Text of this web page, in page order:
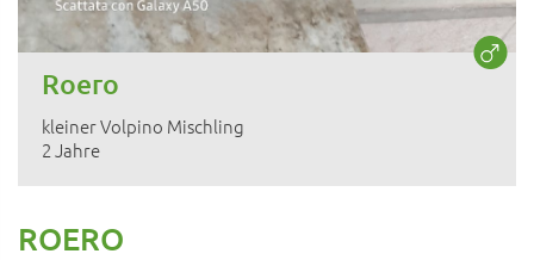
Roero
kleiner Volpino Mischling
2 Jahre
ROERO